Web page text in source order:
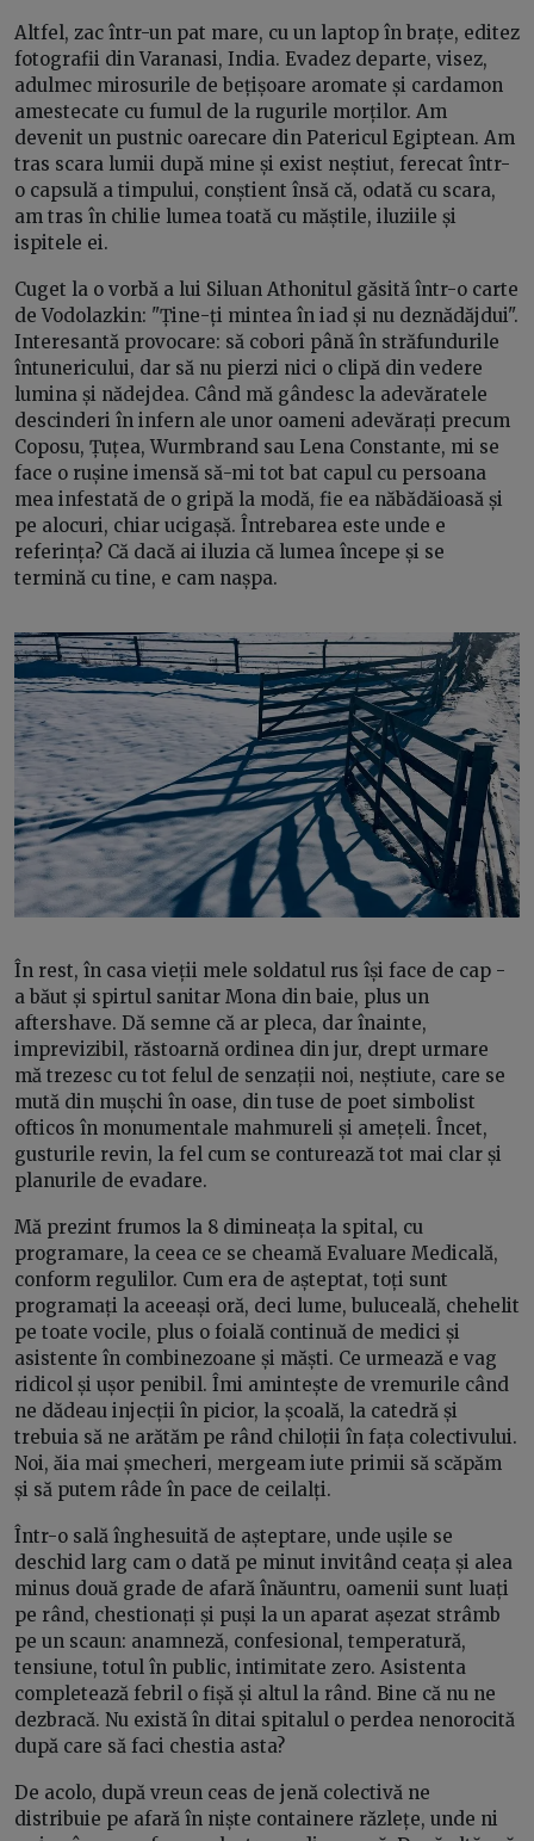
Altfel, zac într-un pat mare, cu un laptop în brațe, editez
fotografii din Varanasi, India. Evadez departe, visez,
adulmec mirosurile de bețișoare aromate și cardamon
amestecate cu fumul de la rugurile morților. Am
devenit un pustnic oarecare din Patericul Egiptean. Am
tras scara lumii după mine și exist neștiut, ferecat într-
o capsulă a timpului, conștient însă că, odată cu scara,
am tras în chilie lumea toată cu măștile, iluziile și
ispitele ei.
Cuget la o vorbă a lui Siluan Athonitul găsită într-o carte
de Vodolazkin: "Ține-ți mintea în iad și nu deznădăjdui".
Interesantă provocare: să cobori până în străfundurile
întunericului, dar să nu pierzi nici o clipă din vedere
lumina și nădejdea. Când mă gândesc la adevăratele
descinderi în infern ale unor oameni adevărați precum
Coposu, Țuțea, Wurmbrand sau Lena Constante, mi se
face o rușine imensă să-mi tot bat capul cu persoana
mea infestată de o gripă la modă, fie ea năbădăioasă și
pe alocuri, chiar ucigașă. Întrebarea este unde e
referința? Că dacă ai iluzia că lumea începe și se
termină cu tine, e cam nașpa.
În rest, în casa vieții mele soldatul rus își face de cap -
a băut și spirtul sanitar Mona din baie, plus un
aftershave. Dă semne că ar pleca, dar înainte,
imprevizibil, răstoarnă ordinea din jur, drept urmare
mă trezesc cu tot felul de senzații noi, neștiute, care se
mută din mușchi în oase, din tuse de poet simbolist
ofticos în monumentale mahmureli și amețeli. Încet,
gusturile revin, la fel cum se conturează tot mai clar și
planurile de evadare.
Mă prezint frumos la 8 dimineața la spital, cu
programare, la ceea ce se cheamă Evaluare Medicală,
conform regulilor. Cum era de așteptat, toți sunt
programați la aceeași oră, deci lume, buluceală, chehelit
pe toate vocile, plus o foială continuă de medici și
asistente în combinezoane și măști. Ce urmează e vag
ridicol și ușor penibil. Îmi amintește de vremurile când
ne dădeau injecții în picior, la școală, la catedră și
trebuia să ne arătăm pe rând chiloții în fața colectivului.
Noi, ăia mai șmecheri, mergeam iute primii să scăpăm
și să putem râde în pace de ceilalți.
Într-o sală înghesuită de așteptare, unde ușile se
deschid larg cam o dată pe minut invitând ceața și alea
minus două grade de afară înăuntru, oamenii sunt luați
pe rând, chestionați și puși la un aparat așezat strâmb
pe un scaun: anamneză, confesional, temperatură,
tensiune, totul în public, intimitate zero. Asistenta
completează febril o fișă și altul la rând. Bine că nu ne
dezbracă. Nu există în ditai spitalul o perdea nenorocită
după care să faci chestia asta?
De acolo, după vreun ceas de jenă colectivă ne
distribuie pe afară în niște containere răzlețe, unde ni